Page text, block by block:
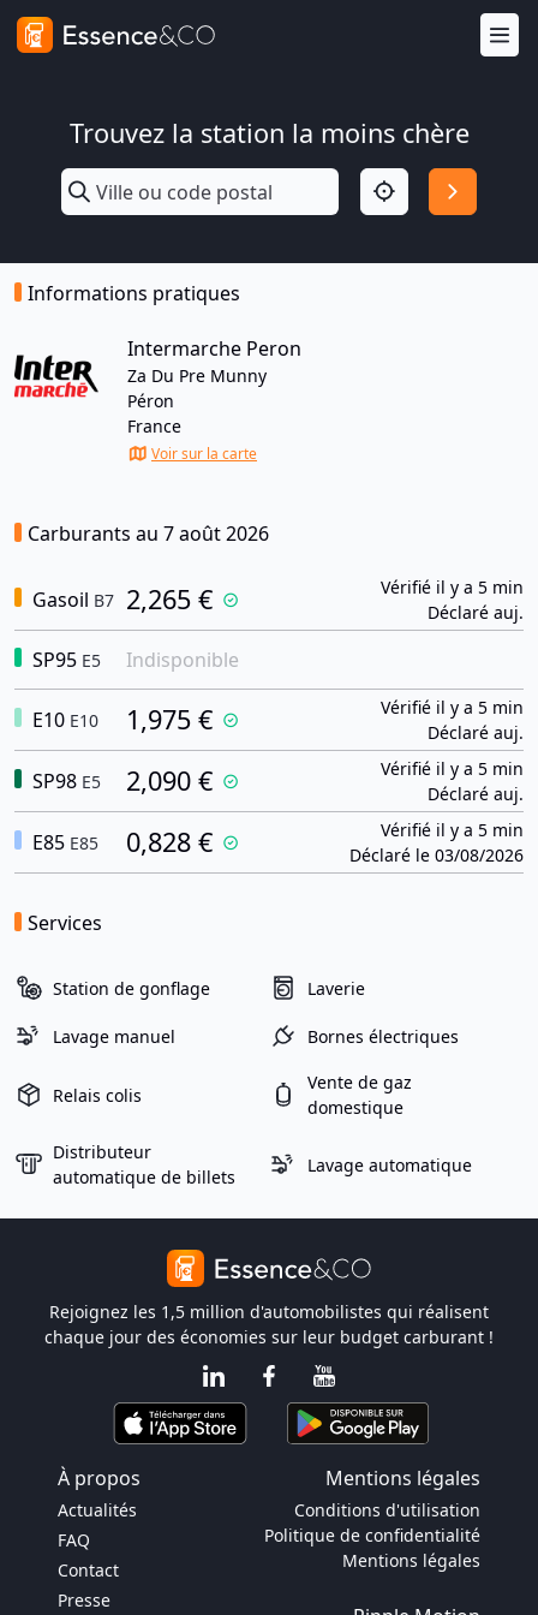
Trouvez la station la moins chère
Informations pratiques
Intermarche Peron
Za Du Pre Munny
Péron
France
Voir sur la carte
Carburants au 7 août 2026
Gasoil B7 2,265 €
Vérifié il y a 5 min
Déclaré auj.
SP95 E5 Indisponible
E10 E10 1,975 €
Vérifié il y a 5 min
Déclaré auj.
SP98 E5 2,090 €
Vérifié il y a 5 min
Déclaré auj.
E85 E85 0,828 €
Vérifié il y a 5 min
Déclaré le 03/08/2026
Services
Station de gonflage Laverie
Lavage manuel Bornes électriques
Relais colis
Vente de gaz
domestique
Distributeur
automatique de billets
Lavage automatique
Rejoignez les 1,5 million d'automobilistes qui réalisent
chaque jour des économies sur leur budget carburant !
À propos Mentions légales
Actualités
FAQ
Contact
Presse
Conditions d'utilisation
Politique de confidentialité
Mentions légales